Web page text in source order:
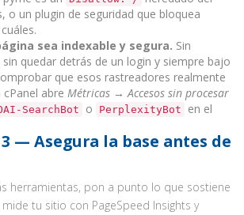
o un plugin de seguridad que bloquea
sea indexable y segura. Sin
sin quedar detrás de un login y siempre bajo
que esos rastreadores realmente
abre Métricas → Accesos sin procesar
SearchBot o PerplexityBot
en el
— Asegura la base antes de
herramientas, pon a punto lo que sostiene
tu sitio con PageSpeed Insights y